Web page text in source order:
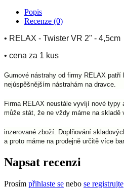
Popis
Recenze (0)
• RELAX - Twister VR 2" - 4,5cm
• cena za 1 kus
Gumové nástrahy od firmy RELAX patří
nejúspěšnějším nástrahám na dravce.
Firma RELAX neustále vyvíjí nové typy
může stát, že ne vždy máme na skladě
inzerované zboží. Doplňování
a proto máme na prodejně určitě více
Napsat recenzi
Prosím přihlaste se nebo se registrujte